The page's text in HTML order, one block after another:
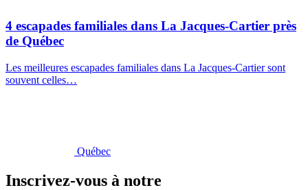
4 escapades familiales dans La Jacques-Cartier près
de Québec
Les meilleures escapades familiales dans La Jacques-Cartier sont
souvent celles…
Québec
Inscrivez-vous à notre